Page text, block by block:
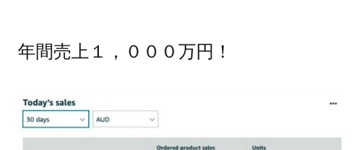
年間売上１，０００万円！